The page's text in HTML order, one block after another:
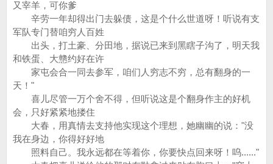
又宰羊，可你爹
辛劳一年却得出门去躲债，这是个什么世道呀！听说有支
军队专门替咱穷人百姓
出头，打土豪、分田地，据说已来到黑瞎子沟了，明天我
和铁蛋、大戆约好在许
家屯会合一同去参军，咱们人穷志不穷，总有翻身的一
天！"
喜儿尽管一万个舍不得，但听说这是个翻身作主的好机
会，只好紧紧地搂住
大春，用真情去支持他实现这个理想，她幽幽的说："没
我在身边，你得好好地
照料自己。我永远都在等着你，你要快点回来呀！呜......"